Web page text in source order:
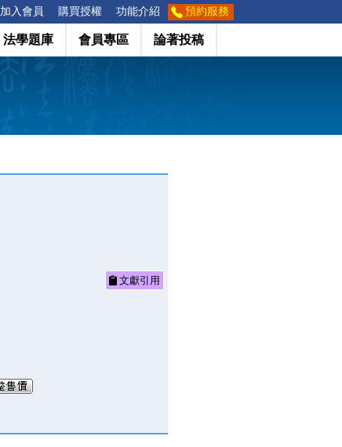
加入會員 購買授權 功能介紹 預約服務
法學題庫 會員專區 論著投稿
文獻引用